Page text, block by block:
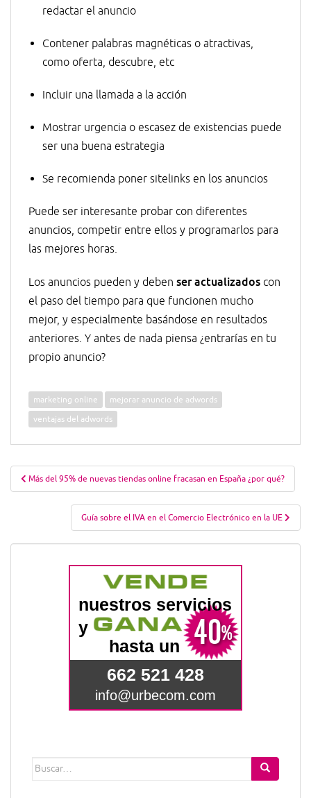
redactar el anuncio
Contener palabras magnéticas o atractivas,
como oferta, descubre, etc
Incluir una llamada a la acción
Mostrar urgencia o escasez de existencias puede
ser una buena estrategia
Se recomienda poner sitelinks en los anuncios
Puede ser interesante probar con diferentes
anuncios, competir entre ellos y programarlos para
las mejores horas.
Los anuncios pueden y deben ser actualizados con
el paso del tiempo para que funcionen mucho
mejor, y especialmente basándose en resultados
anteriores. Y antes de nada piensa ¿entrarías en tu
propio anuncio?
marketing online
mejorar anuncio de adwords
ventajas del adwords
Navegación
de
entradas
Más del 95% de nuevas tiendas online fracasan en España ¿por qué?
Guía sobre el IVA en el Comercio Electrónico en la UE
Buscar: